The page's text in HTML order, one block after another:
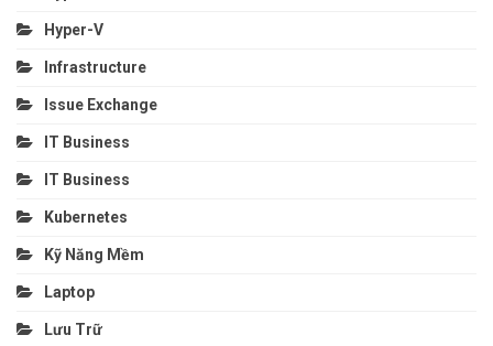
Hyper-V
Infrastructure
Issue Exchange
IT Business
IT Business
Kubernetes
Kỹ Năng Mềm
Laptop
Lưu Trữ